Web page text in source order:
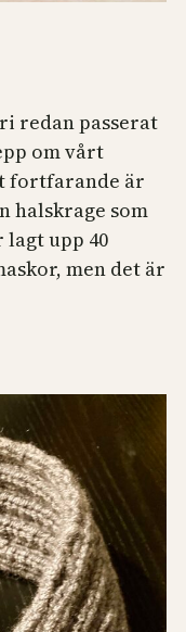
redan passerat
om vårt
fortfarande är
halskrage som
upp 40
men det är